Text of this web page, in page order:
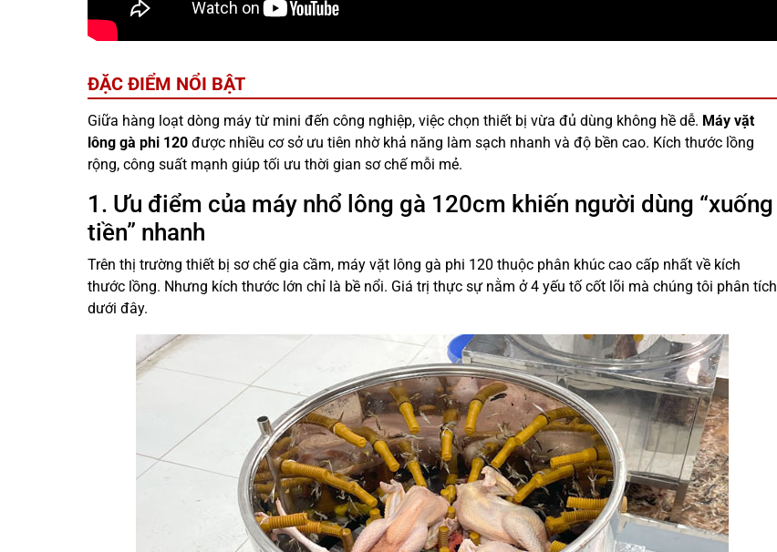
ĐẶC ĐIỂM NỔI BẬT
Giữa hàng loạt dòng máy từ mini đến công nghiệp, việc chọn thiết bị vừa đủ dùng không hề dễ. Máy vặt
lông gà phi 120 được nhiều cơ sở ưu tiên nhờ khả năng làm sạch nhanh và độ bền cao. Kích thước lồng
rộng, công suất mạnh giúp tối ưu thời gian sơ chế mỗi mẻ.
1. Ưu điểm của máy nhổ lông gà 120cm khiến người dùng “xuống
tiền” nhanh
Trên thị trường thiết bị sơ chế gia cầm, máy vặt lông gà phi 120 thuộc phân khúc cao cấp nhất về kích
thước lồng. Nhưng kích thước lớn chỉ là bề nổi. Giá trị thực sự nằm ở 4 yếu tố cốt lõi mà chúng tôi phân tích
dưới đây.